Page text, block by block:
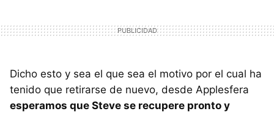
Dicho esto y sea el que sea el motivo por el cual ha
tenido que retirarse de nuevo, desde Applesfera
esperamos que Steve se recupere pronto y